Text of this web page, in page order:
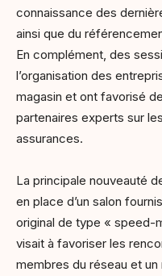
connaissance des
ainsi que du
En complément, des
l’organisation des
magasin et ont favorisé
partenaires experts sur
assurances.
La principale nouveauté
en place d’un salon
original de type « speed-
visait à favoriser les
membres du réseau et